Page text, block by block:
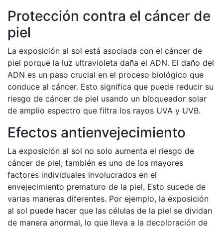
Protección contra el cáncer de
piel
La exposición al sol está asociada con el cáncer de
piel porque la luz ultravioleta daña el ADN. El daño del
ADN es un paso crucial en el proceso biológico que
conduce al cáncer. Esto significa que puede reducir su
riesgo de cáncer de piel usando un bloqueador solar
de amplio espectro que filtra los rayos UVA y UVB.
Efectos antienvejecimiento
La exposición al sol no solo aumenta el riesgo de
cáncer de piel; también es uno de los mayores
factores individuales involucrados en el
envejecimiento prematuro de la piel. Esto sucede de
varias maneras diferentes. Por ejemplo, la exposición
al sol puede hacer que las células de la piel se dividan
de manera anormal, lo que lleva a la decoloración de